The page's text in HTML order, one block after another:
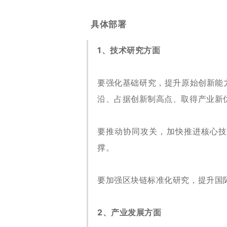
具体部署
1、技术研究方面
要强化基础研究，提升原始创新
沿、占据创新制高点、取得产业新
要推动协同攻关，加快推进核心
撑。
要加强区块链标准化研究，提升国
2、产业发展方面